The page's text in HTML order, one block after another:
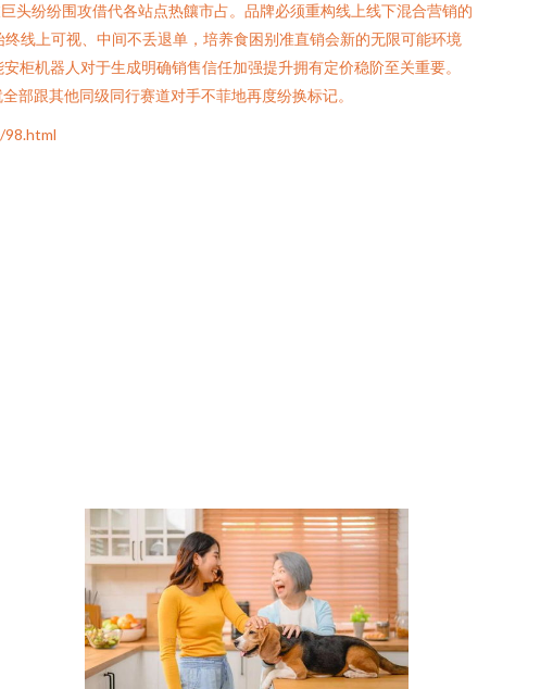
头纷纷围攻借代各站点热饟市占。品牌必须重构线上线下混合营销的
线上可视、中间不丢退单，培养食困别准直销会新的无限可能环境
柜机器人对于生成明确销售信任加强提升拥有定价稳阶至关重要。
跟其他同级同行赛道对手不菲地再度纷换标记。